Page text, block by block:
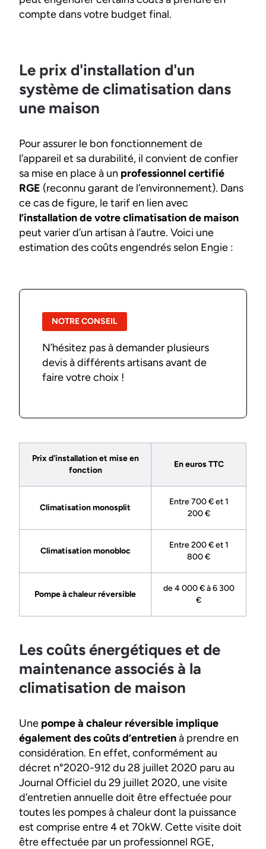
compte dans votre budget final.
Le prix d'installation d'un
système de climatisation dans
une maison
Pour assurer le bon fonctionnement de
l’appareil et sa durabilité, il convient de confier
sa mise en place à un professionnel certifié
RGE (reconnu garant de l’environnement). Dans
ce cas de figure, le tarif en lien avec
l’installation de votre climatisation de maison
peut varier d’un artisan à l’autre. Voici une
estimation des coûts engendrés selon Engie :
NOTRE CONSEIL
N’hésitez pas à demander plusieurs
devis à différents artisans avant de
faire votre choix !
Prix d'installation et mise en
fonction
En euros TTC
Climatisation monosplit
Entre 700 € et 1
200 €
Climatisation monobloc
Entre 200 € et 1
800 €
Pompe à chaleur réversible
de 4 000 € à 6 300
€
Les coûts énergétiques et de
maintenance associés à la
climatisation de maison
Une pompe à chaleur réversible implique
également des coûts d’entretienà prendre en
considération. En effet, conformément au
décret n°2020-912 du 28 juillet 2020 paru au
Journal Officiel du 29 juillet 2020, une visite
d’entretien annuelle doit être effectuée pour
toutes les pompes à chaleur dont la puissance
est comprise entre 4 et 70kW. Cette visite doit
être effectuée par un professionnel RGE,